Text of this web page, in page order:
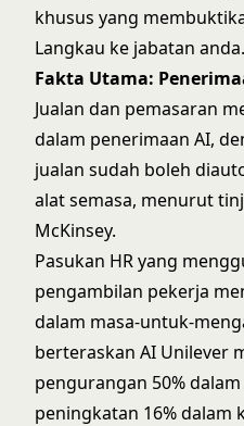
khusus yang
Langkau ke jabatan anda.
Fakta Utama:
Jualan dan pemasaran
dalam penerimaan AI,
jualan sudah boleh
alat semasa, menurut
McKinsey.
Pasukan HR yang
pengambilan pekerja
dalam masa-untuk-
berteraskan AI Unilever
pengurangan 50%
peningkatan 16% dalam